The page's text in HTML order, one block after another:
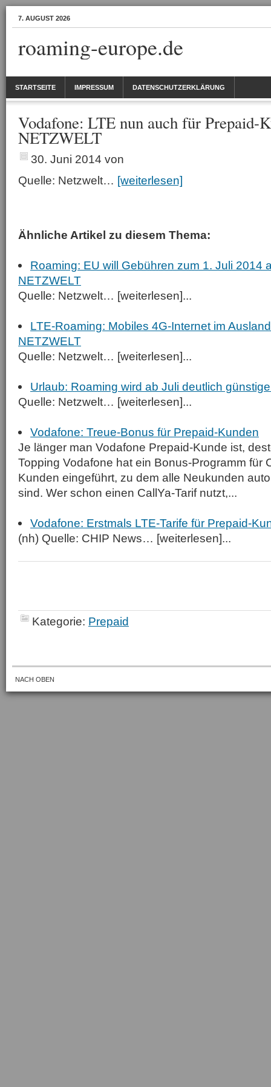
7. AUGUST 2026
roaming-europe.de
STARTSEITE IMPRESSUM DATENSCHUTZERKLÄRUNG
Vodafone: LTE nun auch für Prepaid-
NETZWELT
30. Juni 2014 von
Quelle: Netzwelt… [weiterlesen]
Ähnliche Artikel zu diesem Thema:
Roaming: EU will Gebühren zum 1. Juli 2014
NETZWELT
Quelle: Netzwelt… [weiterlesen]...
LTE-Roaming: Mobiles 4G-Internet im
NETZWELT
Quelle: Netzwelt… [weiterlesen]...
Urlaub: Roaming wird ab Juli deutlich
Quelle: Netzwelt… [weiterlesen]...
Vodafone: Treue-Bonus für Prepaid-Kunden
Je länger man Vodafone Prepaid-Kunde ist,
Topping Vodafone hat ein Bonus-Programm für
Kunden eingeführt, zu dem alle Neukunden
sind. Wer schon einen CallYa-Tarif nutzt,...
Vodafone: Erstmals LTE-Tarife für Prepaid-
(nh) Quelle: CHIP News… [weiterlesen]...
Kategorie: Prepaid
NACH OBEN